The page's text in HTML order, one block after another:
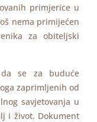
primjerice u
nema primijećen
za obiteljski
se za buduće
zaprimljenih od
savjetovanja u
i život. Dokument